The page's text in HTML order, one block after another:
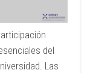
del
Las